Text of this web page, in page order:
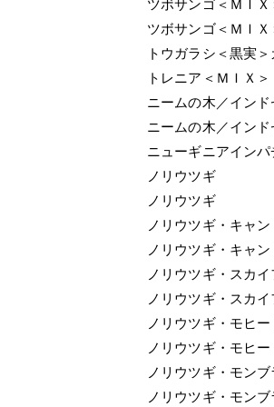
ツボサンゴ＜ＭＩ
ツボサンゴ＜ＭＩ
トウガラシ＜黒実
トレニア＜ＭＩＸ＞
ニームの木／インド
ニームの木／インド
ニューギニアイン
ノリウツギ
ノリウツギ
ノリウツギ・キャ
ノリウツギ・キャ
ノリウツギ・スカ
ノリウツギ・スカ
ノリウツギ・モヒー
ノリウツギ・モヒー
ノリウツギ・モンブ
ノリウツギ・モンブ